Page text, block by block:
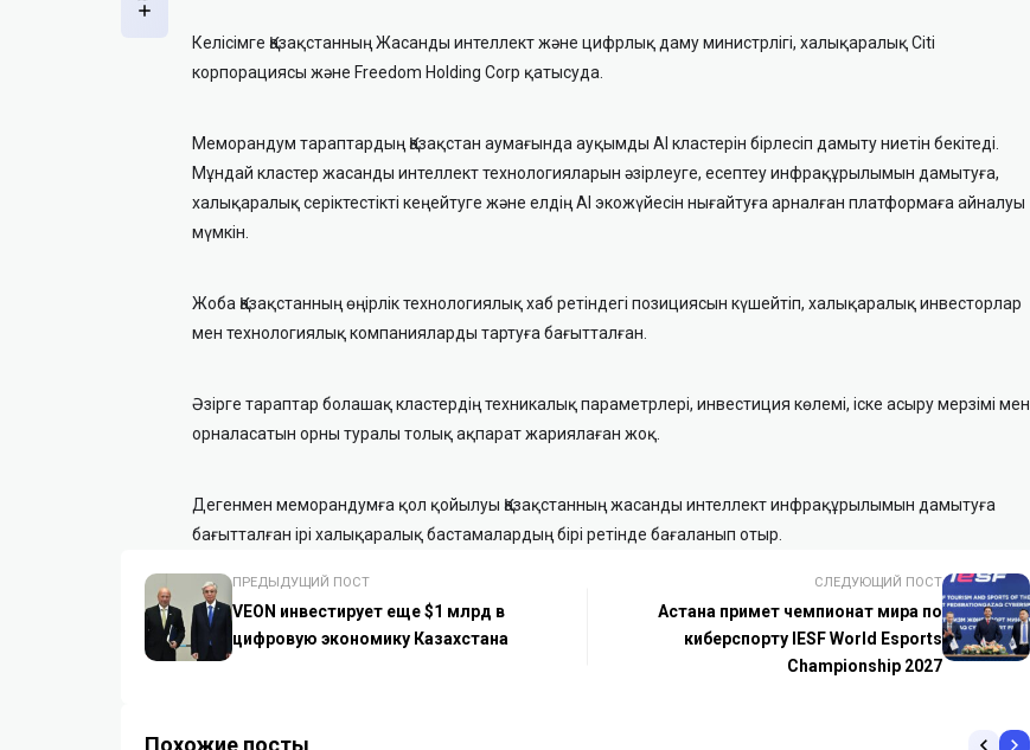
Келісімге Қазақстанның Жасанды интеллект және цифрлық даму министрлігі, халықаралық Citi
корпорациясы және Freedom Holding Corp қатысуда.
Меморандум тараптардың Қазақстан аумағында ауқымды AI кластерін бірлесіп дамыту ниетін бекітеді.
Мұндай кластер жасанды интеллект технологияларын әзірлеуге, есептеу инфрақұрылымын дамытуға,
халықаралық серіктестікті кеңейтуге және елдің AI экожүйесін нығайтуға арналған платформаға айналуы
мүмкін.
Жоба Қазақстанның өңірлік технологиялық хаб ретіндегі позициясын күшейтіп, халықаралық инвесторлар
мен технологиялық компанияларды тартуға бағытталған.
Әзірге тараптар болашақ кластердің техникалық параметрлері, инвестиция көлемі, іске асыру мерзімі мен
орналасатын орны туралы толық ақпарат жариялаған жоқ.
Дегенмен меморандумға қол қойылуы Қазақстанның жасанды интеллект инфрақұрылымын дамытуға
бағытталған ірі халықаралық бастамалардың бірі ретінде бағаланып отыр.
ПРЕДЫДУЩИЙ ПОСТ
VEON инвестирует еще $1 млрд в
цифровую экономику Казахстана
СЛЕДУЮЩИЙ ПОСТ
Астана примет чемпионат мира по
киберспорту IESF World Esports
Championship 2027
Похожие посты